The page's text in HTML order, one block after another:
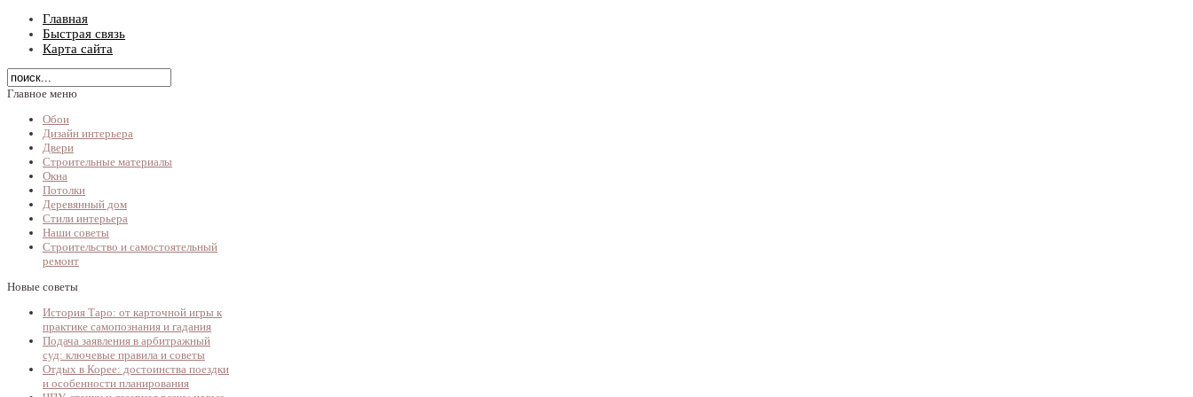
Главная
Быстрая связь
Карта сайта
Главное меню
Обои
Дизайн интерьера
Двери
Строительные материалы
Окна
Потолки
Деревянный дом
Стили интерьера
Наши советы
Строительство и самостоятельный
ремонт
Новые советы
История Таро: от карточной игры к
практике самопознания и гадания
Подача заявления в арбитражный
суд: ключевые правила и советы
Отдых в Корее: достоинства поездки
и особенности планирования